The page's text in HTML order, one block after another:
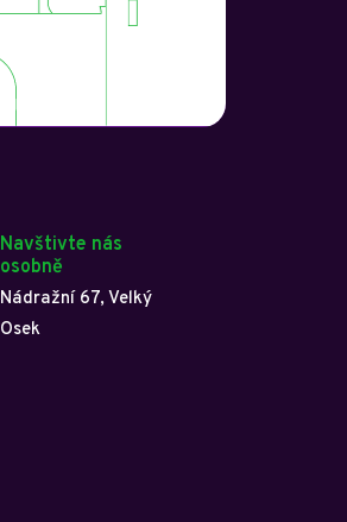
Navštivte nás
osobně
Nádražní 67, Velký
Osek